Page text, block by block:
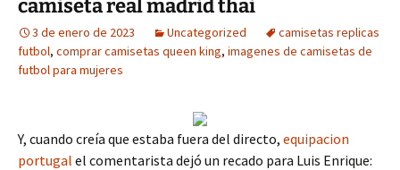
camiseta real madrid thai
3 de enero de 2023 Uncategorized
camisetas replicas
futbol, comprar camisetas queen king, imagenes de camisetas de
futbol para mujeres
Y, cuando creía que estaba fuera del directo, equipacion
portugal el comentarista dejó un recado para Luis Enrique: